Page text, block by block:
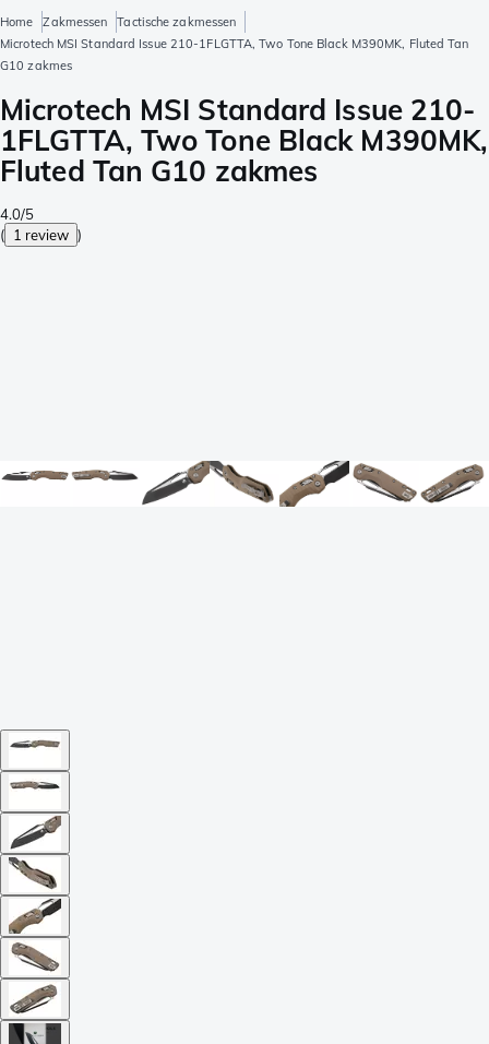
Home Zakmessen
Tactische zakmessen
Microtech MSI Standard Issue 210-1FLGTTA, Two Tone Black M390MK, Fluted Tan
G10 zakmes
Microtech MSI Standard Issue 210-
1FLGTTA, Two Tone Black M390MK,
Fluted Tan G10 zakmes
4.0/5
( 1 review )